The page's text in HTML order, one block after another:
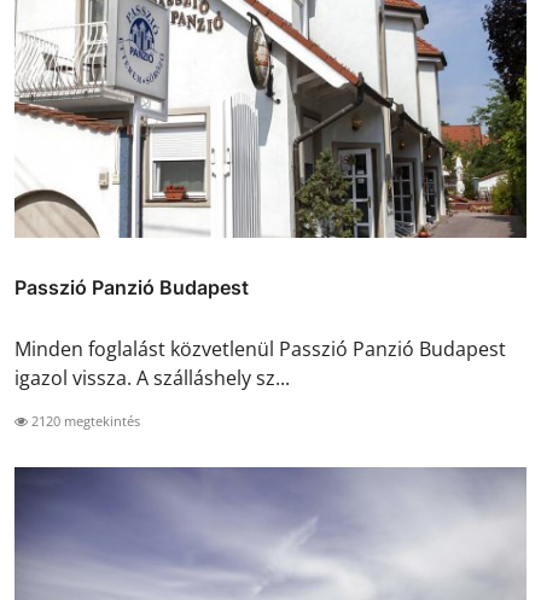
Passzió Panzió Budapest
Minden foglalást közvetlenül Passzió Panzió Budapest
igazol vissza. A szálláshely sz...
2120 megtekintés